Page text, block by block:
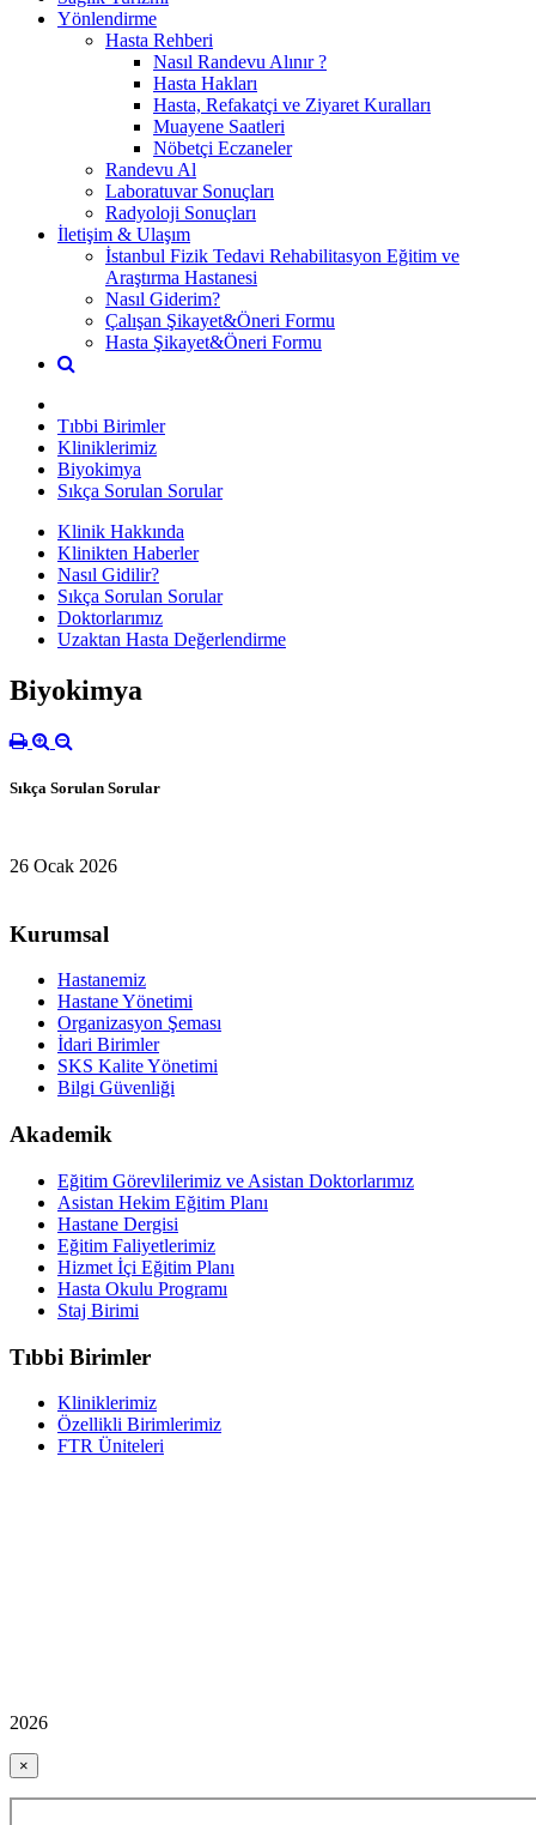
Yönlendirme
Hasta Rehberi
Nasıl Randevu Alınır ?
Hasta Hakları
Hasta, Refakatçi ve Ziyaret Kuralları
Muayene Saatleri
Nöbetçi Eczaneler
Randevu Al
Laboratuvar Sonuçları
Radyoloji Sonuçları
İletişim & Ulaşım
İstanbul Fizik Tedavi Rehabilitasyon Eğitim ve
Araştırma Hastanesi
Nasıl Giderim?
Çalışan Şikayet&Öneri Formu
Hasta Şikayet&Öneri Formu
Tıbbi Birimler
Kliniklerimiz
Biyokimya
Sıkça Sorulan Sorular
Klinik Hakkında
Klinikten Haberler
Nasıl Gidilir?
Sıkça Sorulan Sorular
Doktorlarımız
Uzaktan Hasta Değerlendirme
Biyokimya
Sıkça Sorulan Sorular
26 Ocak 2026
Kurumsal
Hastanemiz
Hastane Yönetimi
Organizasyon Şeması
İdari Birimler
SKS Kalite Yönetimi
Bilgi Güvenliği
Akademik
Eğitim Görevlilerimiz ve Asistan Doktorlarımız
Asistan Hekim Eğitim Planı
Hastane Dergisi
Eğitim Faliyetlerimiz
Hizmet İçi Eğitim Planı
Hasta Okulu Programı
Staj Birimi
Tıbbi Birimler
Kliniklerimiz
Özellikli Birimlerimiz
FTR Üniteleri
2026
×